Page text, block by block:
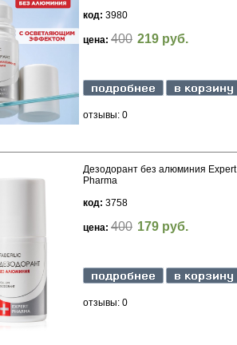
код: 3980
цена: 400 219 руб.
отзывы: 0
Дезодорант без алюминия Expert
Pharma
код: 3758
цена: 400 179 руб.
отзывы: 0